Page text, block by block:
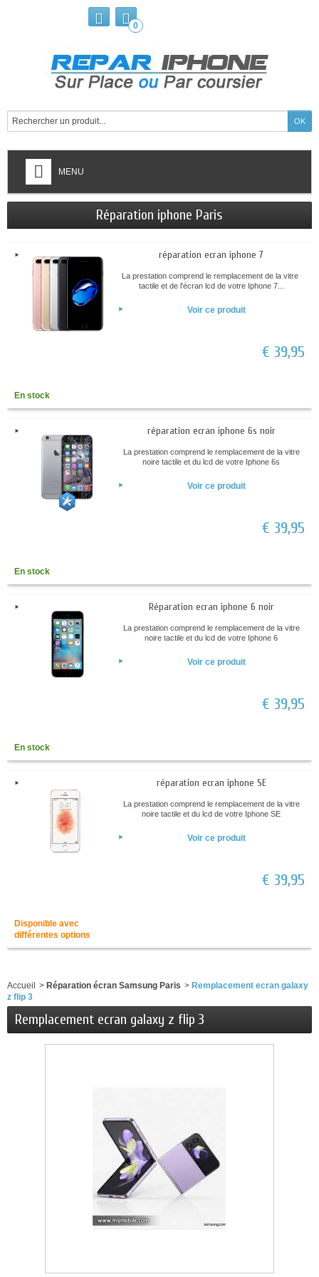
0
MENU
Réparation iphone Paris
réparation ecran iphone 7
La prestation comprend le remplacement de la vitre
tactile et de l'écran lcd de votre Iphone 7...
Voir ce produit
€ 39,95
En stock
réparation ecran iphone 6s noir
La prestation comprend le remplacement de la vitre
noire tactile et du lcd de votre Iphone 6s
Voir ce produit
€ 39,95
En stock
Réparation ecran iphone 6 noir
La prestation comprend le remplacement de la vitre
noire tactile et du lcd de votre Iphone 6
Voir ce produit
€ 39,95
En stock
réparation ecran iphone SE
La prestation comprend le remplacement de la vitre
noire tactile et du lcd de votre Iphone SE
Voir ce produit
€ 39,95
Disponible avec
différentes options
Accueil > Réparation écran Samsung Paris > Remplacement ecran galaxy
z flip 3
Remplacement ecran galaxy z flip 3